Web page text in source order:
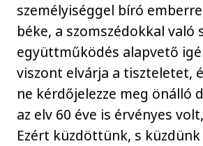
személyiséggel bíró
béke, a szomszédokkal való
együttműködés alapvető
viszont elvárja a tiszteletet,
ne kérdőjelezze meg önálló
az elv 60 éve is érvényes
Ezért küzdöttünk, s küzdünk